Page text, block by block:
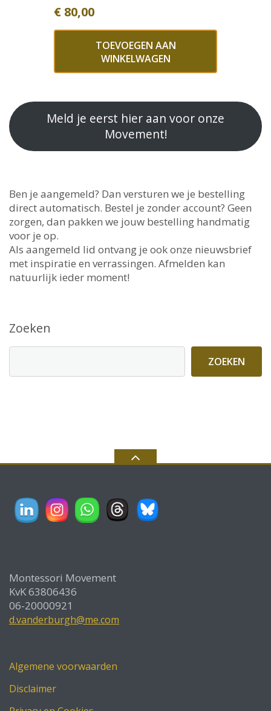
€ 80,00
TOEVOEGEN AAN
WINKELWAGEN
Meld je eerst hier aan voor onze
Movement!
Ben je aangemeld? Dan versturen we je bestelling
direct automatisch. Bestel je zonder account? Geen
zorgen, dan pakken we jouw bestelling handmatig
voor je op.
Als aangemeld lid ontvang je ook onze nieuwsbrief
met inspiratie en verrassingen. Afmelden kan
natuurlijk ieder moment!
Zoeken
ZOEKEN
Montessori Movement
KvK 63806436
06-20000921
d.vanderburgh@me.com
Algemene voorwaarden
Disclaimer